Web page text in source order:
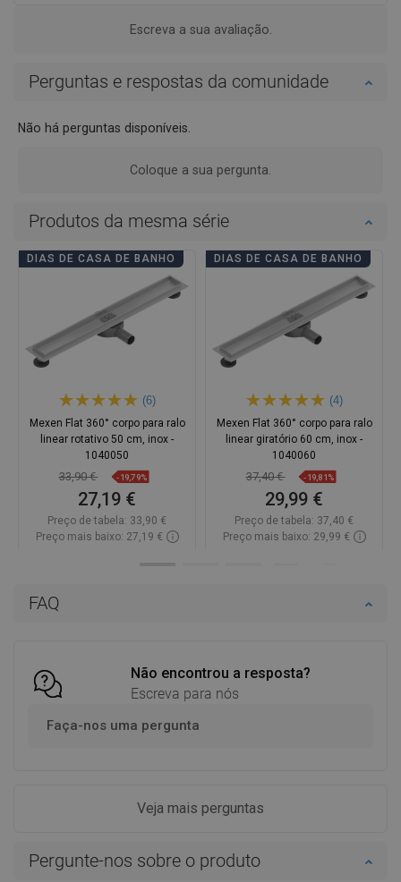
FAQ
Não encontrou a resposta?
Escreva para nós
Faça-nos uma pergunta
Veja mais perguntas
Escreva a sua avaliação.
Perguntas e respostas da comunidade
Não há perguntas disponíveis.
Coloque a sua pergunta.
Pergunte-nos sobre o produto
Produtos da mesma série
DIAS DE CASA DE BANHO
(6)
Mexen Flat 360° corpo para ralo
linear rotativo 50 cm, inox -
1040050
33,90 € -19,79%
27,19 €
Preço de tabela: 33,90 €
Preço mais baixo: 27,19 €
DIAS DE CASA DE BANHO
(4)
Mexen Flat 360° corpo para ralo
linear giratório 60 cm, inox -
1040060
37,40 € -19,81%
29,99 €
Preço de tabela: 37,40 €
Preço mais baixo: 29,99 €